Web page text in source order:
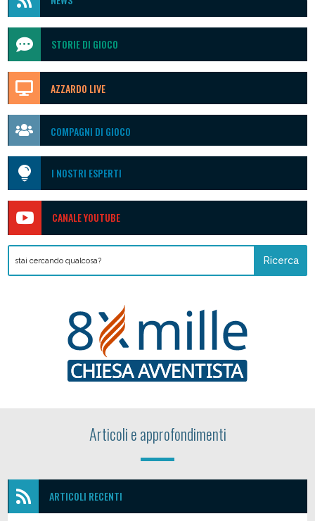
 STORIE DI GIOCO
 AZZARDO LIVE
 COMPAGNI DI GIOCO
 I NOSTRI ESPERTI
 CANALE YOUTUBE
Articoli e approfondimenti
 ARTICOLI RECENTI